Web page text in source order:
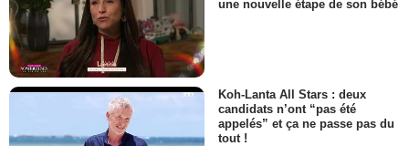
une nouvelle étape de son bébé
Koh-Lanta All Stars : deux
candidats n’ont “pas été
appelés” et ça ne passe pas du
tout !